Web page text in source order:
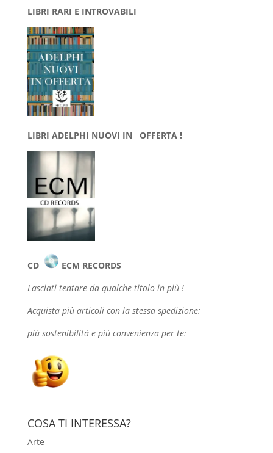
LIBRI RARI E INTROVABILI
LIBRI ADELPHI NUOVI IN OFFERTA !
CD
ECM RECORDS
Lasciati tentare da qualche titolo in più !
Acquista più articoli con la stessa spedizione:
più sostenibilità e più convenienza per te:
COSA TI INTERESSA?
Arte